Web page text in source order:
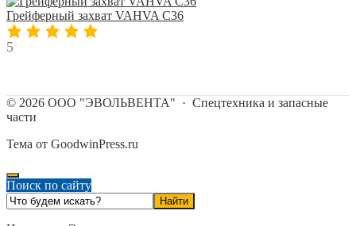
Грейферный захват VAHVA C36
5
© 2026 ООО "ЭВОЛЬВЕНТА" · Спецтехника и запасные
части
Тема от GoodwinPress.ru
Поиск по сайту